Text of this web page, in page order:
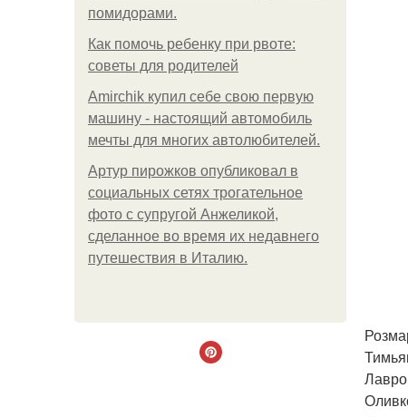
помидорами.
Как помочь ребенку при рвоте:
советы для родителей
Amirchik купил себе свою первую
машину - настоящий автомобиль
мечты для многих автолюбителей.
Артур пирожков опубликовал в
социальных сетях трогательное
фото с супругой Анжеликой,
сделанное во время их недавнего
путешествия в Италию.